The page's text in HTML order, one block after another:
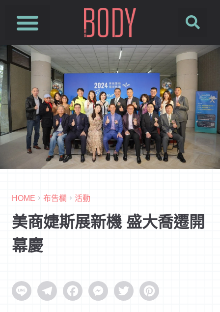
HOME 布告欄 活動
美商婕斯展新機 盛大喬遷開
幕慶
Line TelegramFacebookMessenger
Twitter Pinterest